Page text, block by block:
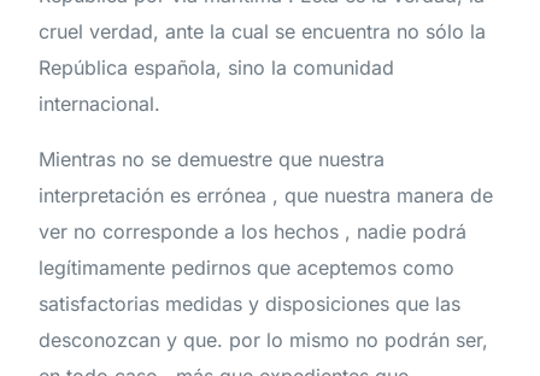
cruel verdad, ante la cual se encuentra no sólo la
República española, sino la comunidad
internacional.
Mientras no se demuestre que nuestra
interpretación es errónea , que nuestra manera de
ver no corresponde a los hechos , nadie podrá
legítimamente pedirnos que aceptemos como
satisfactorias medidas y disposiciones que las
desconozcan y que. por lo mismo no podrán ser,